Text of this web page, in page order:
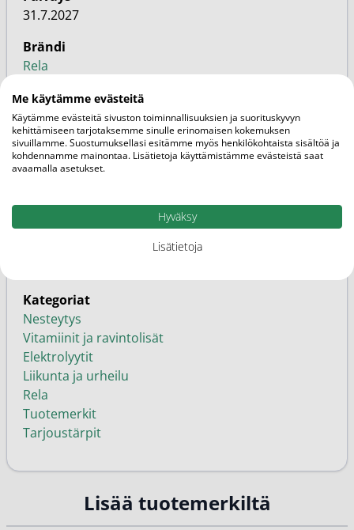
31.7.2027
Brändi
Rela
Markkinoija
Verman
SKU
2253748
Kategoriat
Nesteytys
Vitamiinit ja ravintolisät
Elektrolyytit
Liikunta ja urheilu
Rela
Tuotemerkit
Tarjoustärpit
Lisää tuotemerkiltä
Me käytämme evästeitä
Käytämme evästeitä sivuston toiminnallisuuksien ja suorituskyvyn
kehittämiseen tarjotaksemme sinulle erinomaisen kokemuksen
sivuillamme. Suostumuksellasi esitämme myös henkilökohtaista sisältöä ja
kohdennamme mainontaa. Lisätietoja käyttämistämme evästeistä saat
avaamalla asetukset.
Hyväksy
Lisätietoja